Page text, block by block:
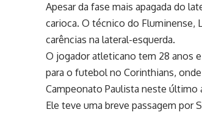
Apesar da fase mais apagada do
carioca. O técnico do Fluminense,
carências na lateral-esquerda.
O jogador atleticano tem 28 anos
para o futebol no Corinthians,
Campeonato Paulista neste último
Ele teve uma breve passagem por